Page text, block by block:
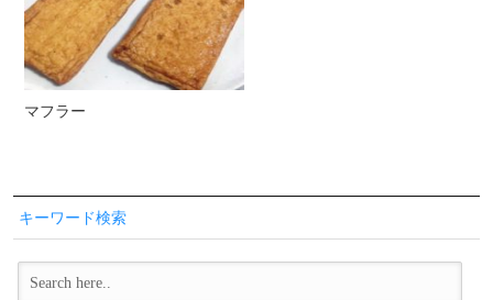
マフラー
キーワード検索